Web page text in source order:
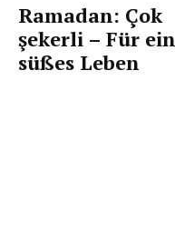
Ramadan: Çok
şekerli – Für ein
süßes Leben